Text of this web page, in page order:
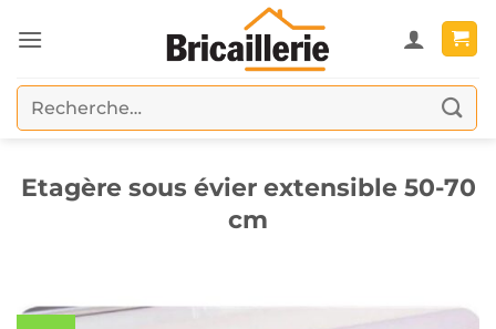
au
Recherche
pour :
Etagère sous évier extensible 50-70
cm